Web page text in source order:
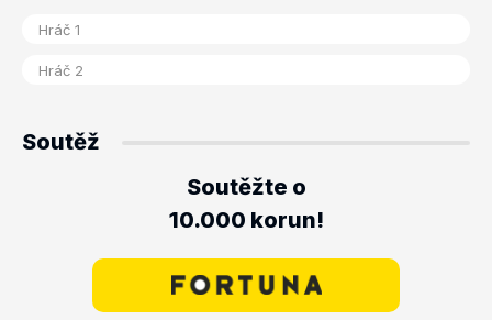
Soutěž
Soutěžte o
10.000 korun!